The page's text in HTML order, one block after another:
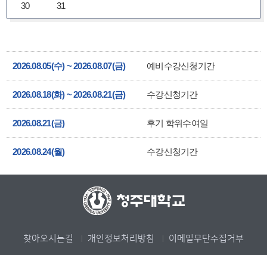
30 31
2026.08.05(수) ~ 2026.08.07(금) 예비수강신청기간
2026.08.18(화) ~ 2026.08.21(금) 수강신청기간
2026.08.21(금) 후기 학위수여일
2026.08.24(월) 수강신청기간
찾아오시는길 개인정보처리방침 이메일무단수집거부